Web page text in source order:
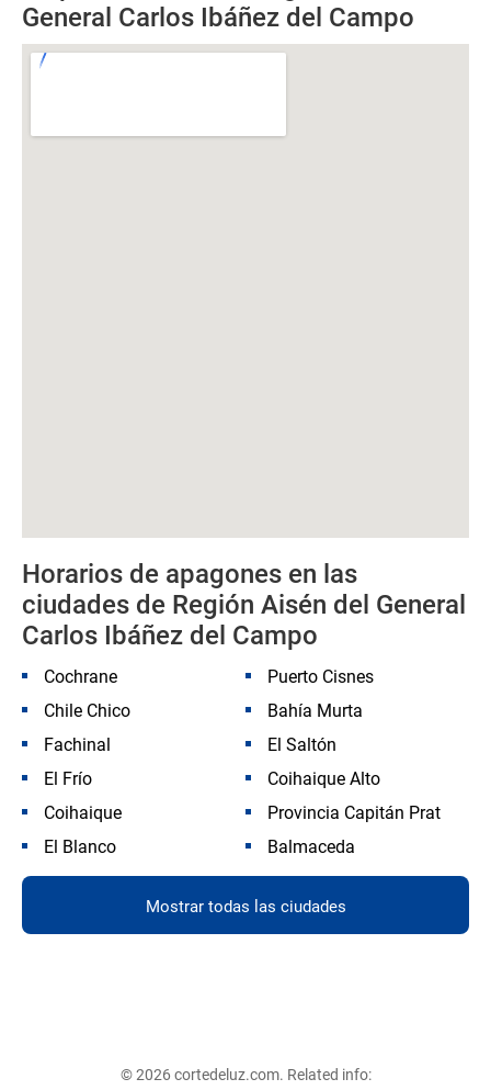
General Carlos Ibáñez del Campo
Horarios de apagones en las
ciudades de Región Aisén del General
Carlos Ibáñez del Campo
Cochrane
Puerto Cisnes
Chile Chico
Bahía Murta
Fachinal
El Saltón
El Frío
Coihaique Alto
Coihaique
Provincia Capitán Prat
El Blanco
Balmaceda
Mostrar todas las ciudades
© 2026 cortedeluz.com. Related info: